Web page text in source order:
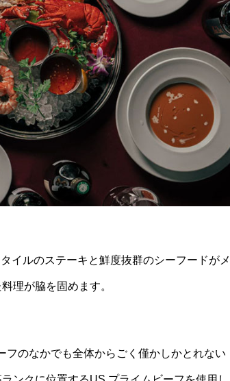
イルのステーキと鮮度抜群のシーフードがメ
理が脇を固めます。
フのなかでも全体からごく僅かしかとれない